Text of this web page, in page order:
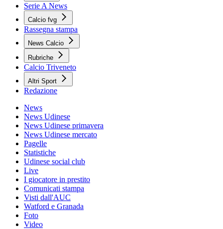
Serie A News
Calcio fvg
Rassegna stampa
News Calcio
Rubriche
Calcio Triveneto
Altri Sport
Redazione
News
News Udinese
News Udinese primavera
News Udinese mercato
Pagelle
Statistiche
Udinese social club
Live
I giocatore in prestito
Comunicati stampa
Visti dall'AUC
Watford e Granada
Foto
Video